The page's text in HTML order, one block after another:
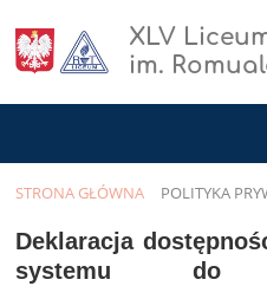
XLV
im.
STRONA GŁÓWNA POLITYKA
Polityka
prywatności
Deklaracja
systemu do